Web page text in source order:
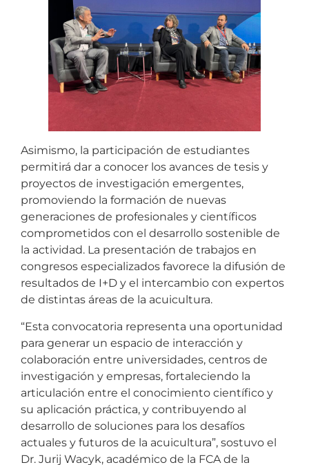
Asimismo, la participación de estudiantes
permitirá dar a conocer los avances de tesis y
proyectos de investigación emergentes,
promoviendo la formación de nuevas
generaciones de profesionales y científicos
comprometidos con el desarrollo sostenible de
la actividad. La presentación de trabajos en
congresos especializados favorece la difusión de
resultados de I+D y el intercambio con expertos
de distintas áreas de la acuicultura.
“Esta convocatoria representa una oportunidad
para generar un espacio de interacción y
colaboración entre universidades, centros de
investigación y empresas, fortaleciendo la
articulación entre el conocimiento científico y
su aplicación práctica, y contribuyendo al
desarrollo de soluciones para los desafíos
actuales y futuros de la acuicultura”, sostuvo el
Dr. Jurij Wacyk, académico de la FCA de la